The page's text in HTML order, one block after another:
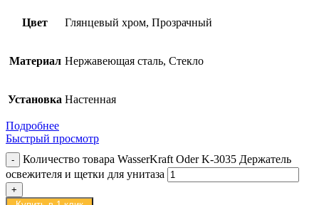
Цвет Глянцевый хром, Прозрачный
Материал Нержавеющая сталь, Стекло
Установка Настенная
Подробнее
Быстрый просмотр
Количество товара WasserKraft Oder K-3035 Держатель
освежителя и щетки для унитаза